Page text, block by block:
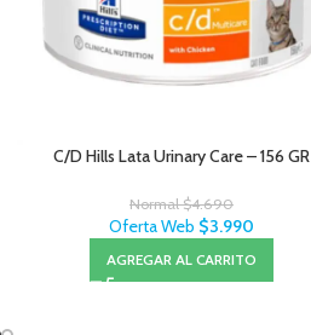
C/D Hills Lata Urinary Care – 156 GR
Normal$4.690
Oferta Web $3.990
AGREGAR AL CARRITO